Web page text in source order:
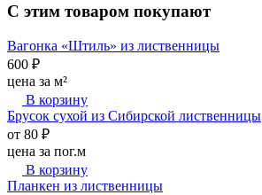
С этим товаром покупают
Вагонка «Штиль» из лиственницы
600 ₽
цена за м²
В корзину
Брусок сухой из Сибирской лиственницы
от 80 ₽
цена за пог.м
В корзину
Планкен из лиственницы